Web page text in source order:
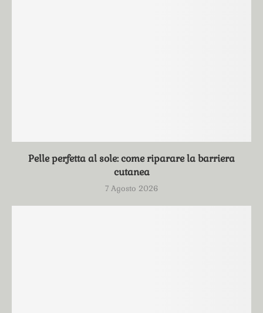
Pelle perfetta al sole: come riparare la barriera
cutanea
7 Agosto 2026